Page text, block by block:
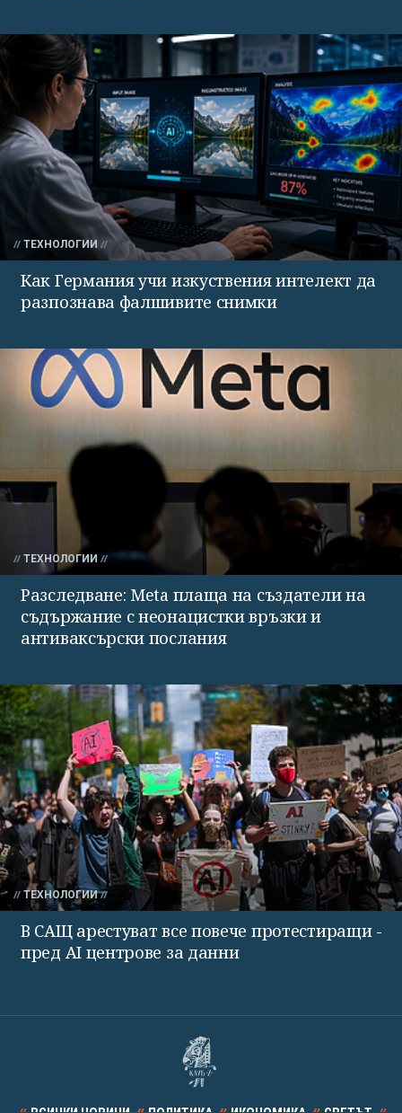
ТЕХНОЛОГИИ
Как Германия учи изкуствения интелект да
разпознава фалшивите снимки
ТЕХНОЛОГИИ
Разследване: Meta плаща на създатели на
съдържание с неонацистки връзки и
антиваксърски послания
ТЕХНОЛОГИИ
В САЩ арестуват все повече протестиращи -
пред AI центрове за данни